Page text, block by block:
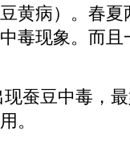
豆黄病）。春
毒现象。而
豆中毒，最
。